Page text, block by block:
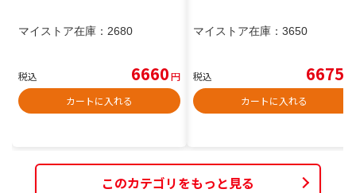
マイストア在庫： 2680
税込 6660円
カートに入れる
マイストア在庫： 3650
税込 6675
カートに入れる
このカテゴリをもっと見る